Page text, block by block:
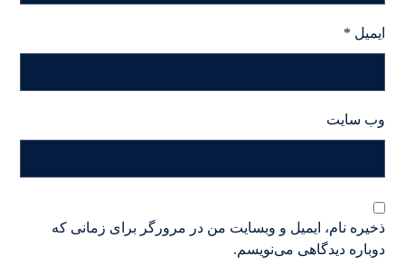
ایمیل *
وب‌ سایت
ذخیره نام، ایمیل و وبسایت من در مرورگر برای زمانی که
دوباره دیدگاهی می‌نویسم.